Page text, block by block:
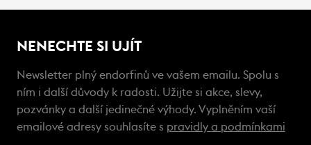
NENECHTE SI UJÍT
Newsletter plný endorfinů ve vašem emailu. Spolu s
ním i další důvody k radosti. Užijte si akce, slevy,
pozvánky a další jedinečné výhody. Vyplněním vaší
emailové adresy souhlasíte s pravidly a podmínkami